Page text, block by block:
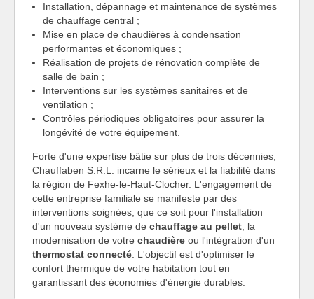
Installation, dépannage et maintenance de systèmes
de chauffage central ;
Mise en place de chaudières à condensation
performantes et économiques ;
Réalisation de projets de rénovation complète de
salle de bain ;
Interventions sur les systèmes sanitaires et de
ventilation ;
Contrôles périodiques obligatoires pour assurer la
longévité de votre équipement.
Forte d'une expertise bâtie sur plus de trois décennies,
Chauffaben S.R.L. incarne le sérieux et la fiabilité dans
la région de Fexhe-le-Haut-Clocher. L'engagement de
cette entreprise familiale se manifeste par des
interventions soignées, que ce soit pour l'installation
d'un nouveau système de chauffage au pellet , la
modernisation de votre chaudière ou l'intégration d'un
thermostat connecté . L'objectif est d'optimiser le
confort thermique de votre habitation tout en
garantissant des économies d'énergie durables.